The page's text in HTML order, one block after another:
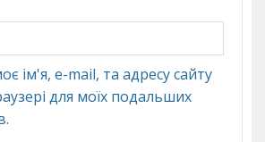
ім'я, e-mail, та адресу сайту
для моїх подальших